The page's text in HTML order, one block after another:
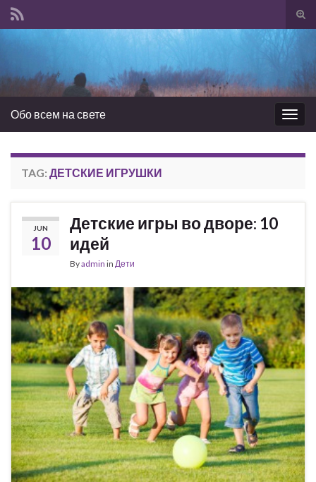
Обо всем на свете
TAG: ДЕТСКИЕ ИГРУШКИ
JUN
10
Детские игры во дворе: 10
идей
Byadmin in Дети